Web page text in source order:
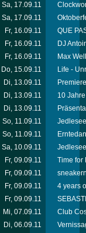
Sa, 17.09.11
Sa, 17.09.11
Fr, 16.09.11
QUE
Fr, 16.09.11
DJ
Fr, 16.09.11
Max
Do, 15.09.11
Life -
Di, 13.09.11
Di, 13.09.11
10
Di, 13.09.11
So, 11.09.11
So, 11.09.11
Sa, 10.09.11
Fr, 09.09.11
Time for
Fr, 09.09.11
Fr, 09.09.11
4 years
Fr, 09.09.11
Mi, 07.09.11
Club
Di, 06.09.11